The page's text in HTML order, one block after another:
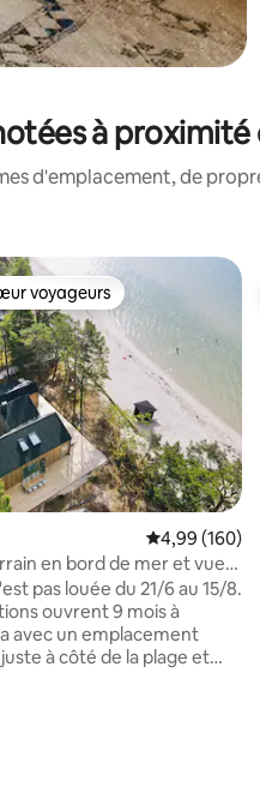
à proximité
d'emplacement, de
de 114 commentaires :
voyageurs
voyageurs
Évaluation
4,99 (160)
en bord de mer et vue
Äspet
pas louée du 21/6 au 15/8.
ouvrent 9 mois à
à côté de la plage et